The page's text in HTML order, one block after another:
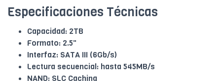
Especificaciones Técnicas
Capacidad: 2TB
Formato: 2.5"
Interfaz: SATA III (6Gb/s)
Lectura secuencial: hasta 545MB/s
NAND: SLC Caching